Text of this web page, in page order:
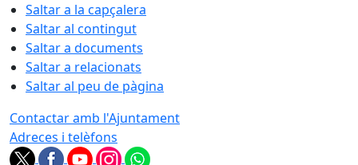
Saltar a la capçalera
Saltar al contingut
Saltar a documents
Saltar a relacionats
Saltar al peu de pàgina
Contactar amb l'Ajuntament
Adreces i telèfons